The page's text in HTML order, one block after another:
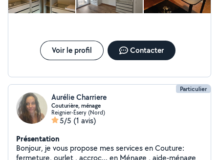
Voir le profil Contacter
Particulier
Aurélie Charriere
Couturière, ménage
Reignier-Ésery (Nord)
5/5 (1 avis)
Présentation
Bonjour, je vous propose mes services en Couture:
fermeture, ourlet , accroc... en Ménage , aide-ménage